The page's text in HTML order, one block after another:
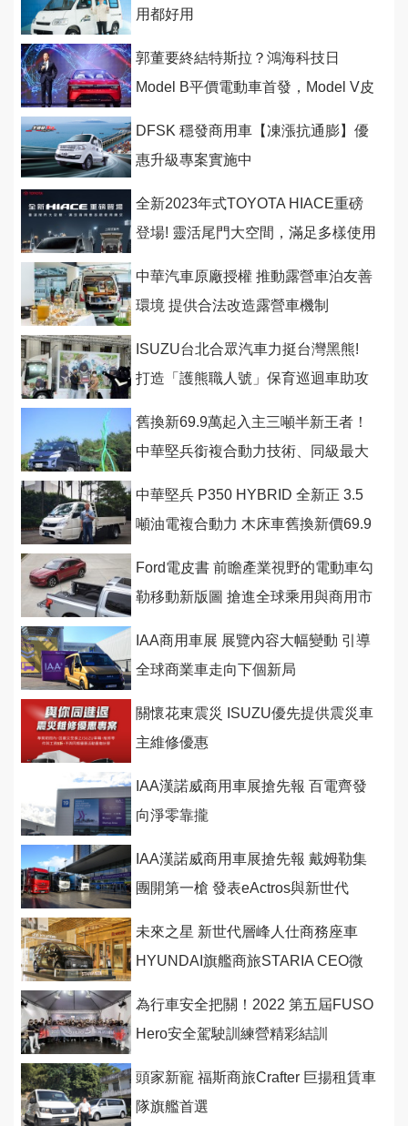
用都好用
郭董要終結特斯拉？鴻海科技日
Model B平價電動車首發，Model V皮
DFSK 穩發商用車【凍漲抗通膨】優
惠升級專案實施中
全新2023年式TOYOTA HIACE重磅
登場! 靈活尾門大空間，滿足多樣使用
中華汽車原廠授權 推動露營車泊友善
環境 提供合法改造露營車機制
ISUZU台北合眾汽車力挺台灣黑熊!
打造「護熊職人號」保育巡迴車助攻
舊換新69.9萬起入主三噸半新王者！
中華堅兵銜複合動力技術、同級最大
中華堅兵 P350 HYBRID 全新正 3.5
噸油電複合動力 木床車舊換新價69.9
Ford電皮書 前瞻產業視野的電動車勾
勒移動新版圖 搶進全球乘用與商用市
IAA商用車展 展覽內容大幅變動 引導
全球商業車走向下個新局
關懷花東震災 ISUZU優先提供震災車
主維修優惠
IAA漢諾威商用車展搶先報 百電齊發
向淨零靠攏
IAA漢諾威商用車展搶先報 戴姆勒集
團開第一槍 發表eActros與新世代
未來之星 新世代層峰人仕商務座車
HYUNDAI旗艦商旅STARIA CEO微
為行車安全把關！2022 第五屆FUSO
Hero安全駕駛訓練營精彩結訓
頭家新寵 福斯商旅Crafter 巨揚租賃車
隊旗艦首選